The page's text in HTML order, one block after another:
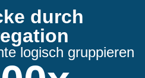
durch
logisch gruppieren